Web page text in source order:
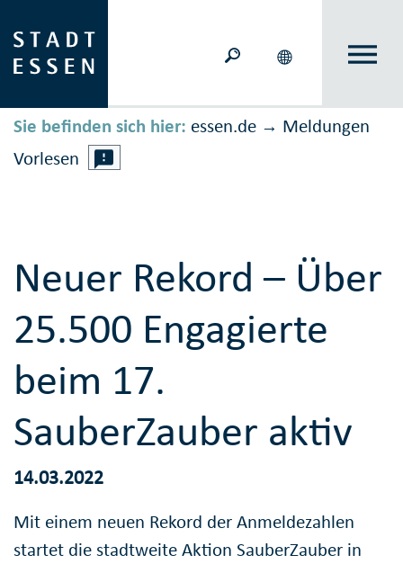
Sie befinden sich hier: essen.de → Meldungen
Vorlesen
Neuer Rekord – Über
25.500 Engagierte
beim 17.
SauberZauber aktiv
14.03.2022
Mit einem neuen Rekord der Anmeldezahlen
startet die stadtweite Aktion SauberZauber in